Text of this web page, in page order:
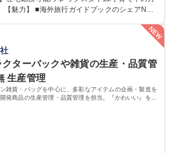
進支援においても、業界を牽引する意欲的な
TRIP」は、海外旅行ガイドブックと同様
ランドに成長しております■旅が業務であ
境です 募集職種 【企画営業/行
】旅行ガイドブック『地球の歩き方』
旅行ガイドブックは立ち上げ間もない新規事業
してどう取り組むか、共に形を作るコアメン
学力： 資
クターバックや雑貨の生産・品質管
生産管理
雑貨・バッグを中心に、多彩なアイテムの企画・製造を
発商品の生産管理・品質管理を担当。『かわいい』を届
す。